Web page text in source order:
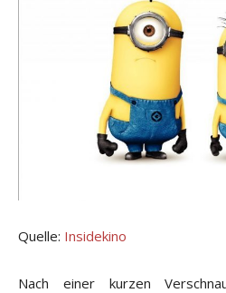
Quelle: Insidekino
Nach einer kurzen